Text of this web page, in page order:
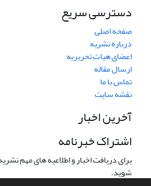
دسترسی سریع
صفحه اصلی
درباره نشریه
اعضای هیات تحریریه
ارسال مقاله
تماس با ما
نقشه سایت
آخرین اخبار
اشتراک خبرنامه
برای دریافت اخبار و اطلاعیه های مهم
شوید.